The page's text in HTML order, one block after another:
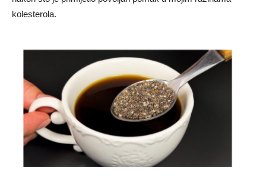
kolesterola.